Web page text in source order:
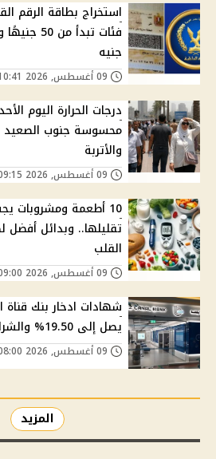
جنيه
محسوسة جنوب الصعيد
والأتربة
10 أطعمة
تقليلها.. وبدائل
القلب
يصل إلى 19.50% والشراء يبدأ من 1000 جنيه
المزيد